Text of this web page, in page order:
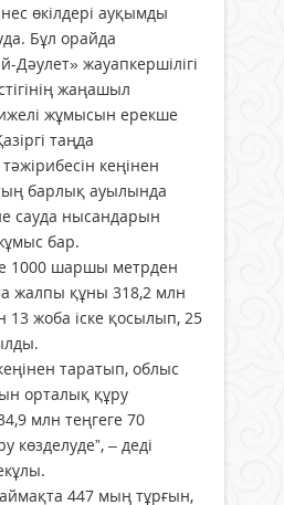
өкілдері ауқымды
Бұл орайда
Дәулет» жауапкершілігі
жаңашыл
жұмысын ерекше
таңда
тәжірибесін кеңінен
барлық ауылында
сауда нысандарын
бар.
1000 шаршы метрден
жалпы құны 318,2 млн
13 жоба іске қосылып, 25
таратып, облыс
орталық құру
млн теңгеге 70
көзделуде”, – деді
447 мың тұрғын,